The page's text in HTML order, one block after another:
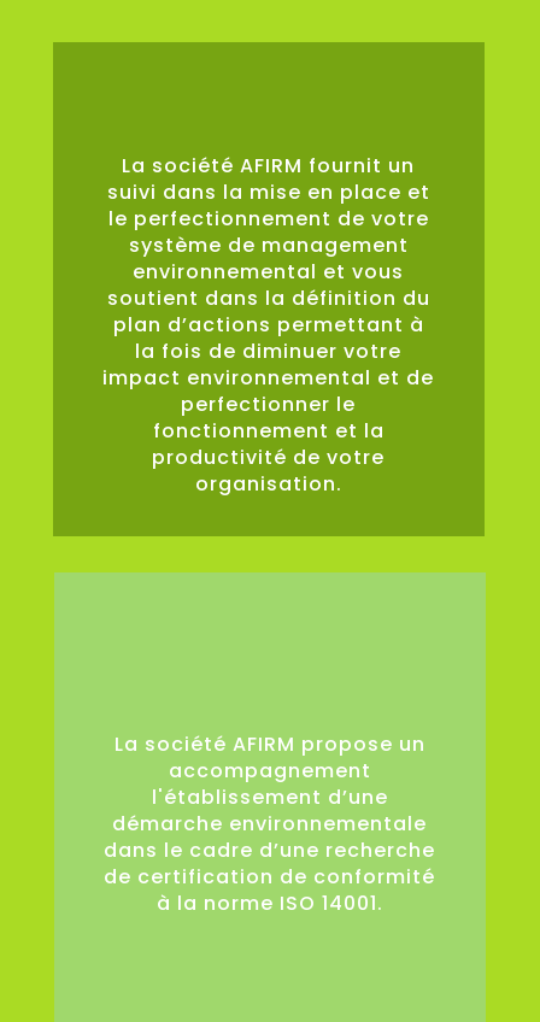
La société AFIRM fournit un
suivi dans la mise en place et
le perfectionnement de votre
système de management
environnemental et vous
soutient dans la définition du
plan d’actions permettant à
la fois de diminuer votre
impact environnemental et de
perfectionner le
fonctionnement et la
productivité de votre
organisation.
La société AFIRM propose un
accompagnement
l'établissement d’une
démarche environnementale
dans le cadre d’une recherche
de certification de conformité
à la norme ISO 14001.